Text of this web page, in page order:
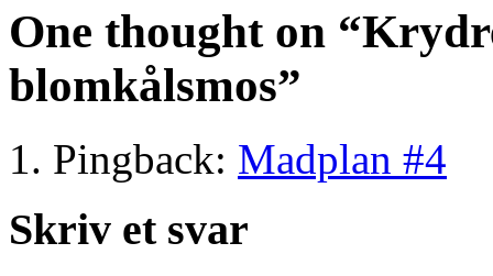
One thought on “
blomkålsmos”
Pingback: Madplan #4
Skriv et svar